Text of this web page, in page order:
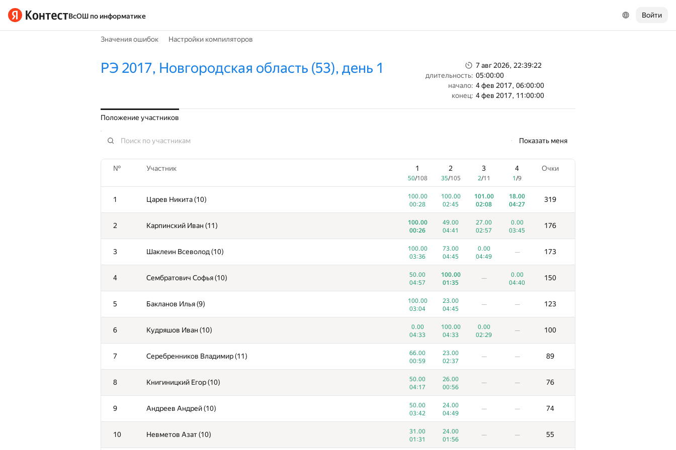
ВсОШ по информатике Войти
Значения ошибок Настройки компиляторов
РЭ 2017, Новгородская область (53), день 1
7 авг 2026, 22:39:22
длительность: 05:00:00
начало: 4 фев 2017, 06:00:00
конец: 4 фев 2017, 11:00:00
Положение участников
Показать меня
№ Участник 1
50/108
2
35/105
3
2/11
4
1/9
Очки
1 Царев Никита (10)
100.00
00:28
100.00
02:45
101.00
02:08
18.00
04:27
319
2 Карпинский Иван (11)
100.00
00:26
49.00
04:41
27.00
02:57
0.00
03:45
176
3 Шаклеин Всеволод (10)
100.00
03:36
73.00
04:45
0.00
04:49
— 173
4 Сембратович Софья (10)
50.00
04:57
100.00
01:35
—
0.00
04:40
150
5 Бакланов Илья (9)
100.00
03:04
23.00
04:45
— — 123
6 Кудряшов Иван (10)
0.00
04:33
100.00
04:33
0.00
02:29
— 100
7 Серебренников Владимир (11)
66.00
00:59
23.00
02:37
— — 89
8 Книгиницкий Егор (10)
50.00
04:17
26.00
00:56
— — 76
9 Андреев Андрей (10)
50.00
03:42
24.00
04:49
— — 74
10 Невметов Азат (10)
31.00
01:31
24.00
01:56
— — 55